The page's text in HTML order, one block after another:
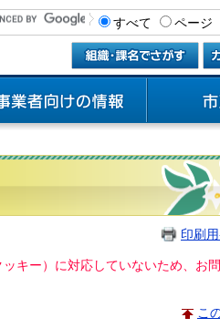
すべて ページ
印刷
キー）に対応していないため、お
こ